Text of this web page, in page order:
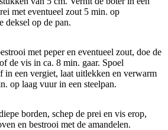
met eventueel zout 5 min. op
deksel op de pan.
met peper en eventueel zout, doe de
de vis in ca. 8 min. gaar. Spoel
in een vergiet, laat uitlekken en verwarm
op laag vuur in een steelpan.
borden, schep de prei en vis erop,
en bestrooi met de amandelen.